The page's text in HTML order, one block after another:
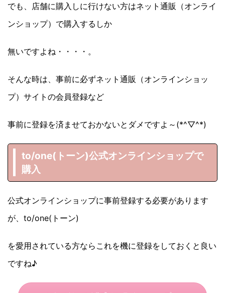
でも、店舗に購入しに行けない方はネット通販（オンライ
ンショップ）で購入するしか
無いですよね・・・・。
そんな時は、事前に必ずネット通販（オンラインショッ
プ）サイトの会員登録など
事前に登録を済ませておかないとダメですよ～(*^▽^*)
to/one(トーン)公式オンラインショップで
購入
公式オンラインショップに事前登録する必要があります
が、to/one(トーン)
を愛用されている方ならこれを機に登録をしておくと良い
ですね♪